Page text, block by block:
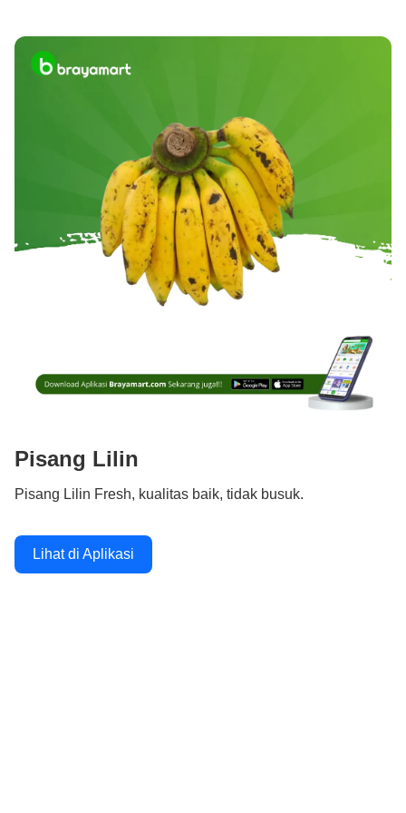
Pisang Lilin
Pisang Lilin Fresh, kualitas baik, tidak busuk.
Lihat di Aplikasi